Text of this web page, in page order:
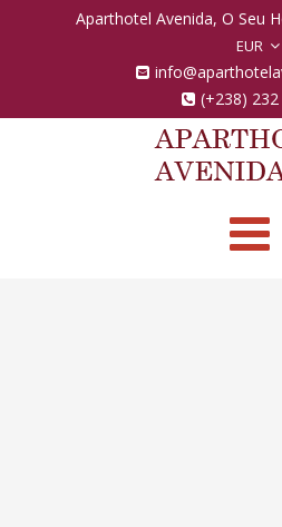
Aparthotel Avenida, O Seu
EUR
(+238)
Toggle